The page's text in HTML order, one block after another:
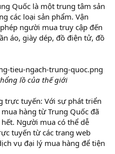
Quốc là một trung tâm sản
các loại sản phẩm. Vận
người mua truy cập đến
áo, giày dép, đồ điện tử, đồ
lồ của thế giới
trực tuyến: Với sự phát triển
hàng từ Trung Quốc đã
Người mua có thể dễ
tuyến từ các trang web
vụ đại lý mua hàng để tiện